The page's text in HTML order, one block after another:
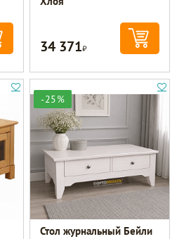
34 371Р
-25%
Стол журнальный Бейли